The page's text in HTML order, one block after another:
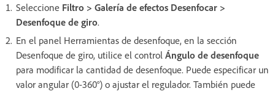
Seleccione Filtro > Galería de efectos Desenfocar >
Desenfoque de giro.
En el panel Herramientas de desenfoque, en la sección
Desenfoque de giro, utilice el control Ángulo de desenfoque
para modificar la cantidad de desenfoque. Puede especificar un
valor angular (0-360°) o ajustar el regulador. También puede